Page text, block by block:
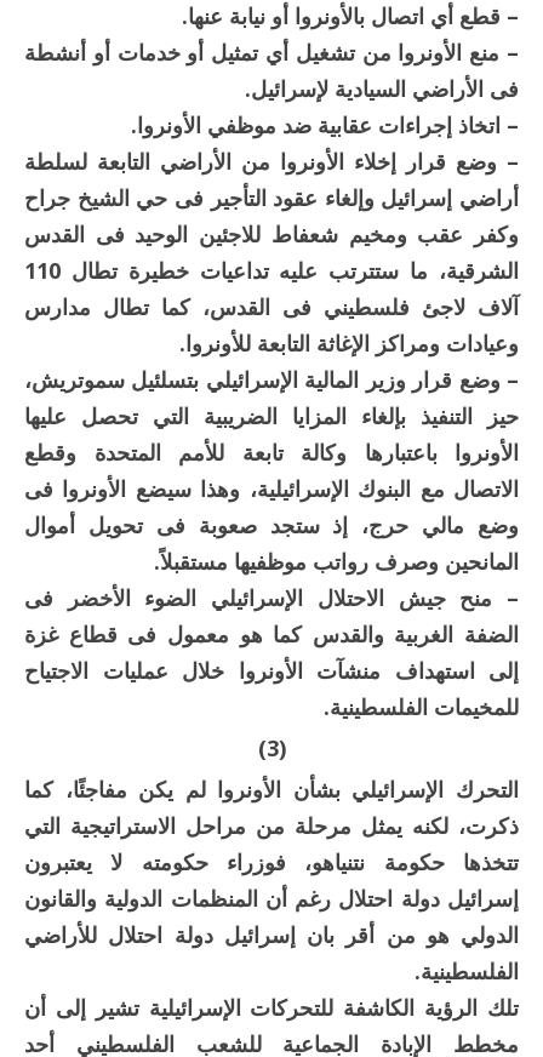
– قطع أي اتصال بالأونروا أو نيابة عنها.
– منع الأونروا من تشغيل أي تمثيل أو خدمات أو أنشطة
فى الأراضي السيادية لإسرائيل.
– اتخاذ إجراءات عقابية ضد موظفي الأونروا.
– وضع قرار إخلاء الأونروا من الأراضي التابعة لسلطة
أراضي إسرائيل وإلغاء عقود التأجير فى حي الشيخ جراح
وكفر عقب ومخيم شعفاط للاجئين الوحيد فى القدس
الشرقية، ما ستترتب عليه تداعيات خطيرة تطال 110
آلاف لاجئ فلسطيني فى القدس، كما تطال مدارس
وعيادات ومراكز الإغاثة التابعة للأونروا.
– وضع قرار وزير المالية الإسرائيلي بتسلئيل سموتريش،
حيز التنفيذ بإلغاء المزايا الضريبية التي تحصل عليها
الأونروا باعتبارها وكالة تابعة للأمم المتحدة وقطع
الاتصال مع البنوك الإسرائيلية، وهذا سيضع الأونروا فى
وضع مالي حرج، إذ ستجد صعوبة فى تحويل أموال
المانحين وصرف رواتب موظفيها مستقبلاً.
– منح جيش الاحتلال الإسرائيلي الضوء الأخضر فى
الضفة الغربية والقدس كما هو معمول فى قطاع غزة
إلى استهداف منشآت الأونروا خلال عمليات الاجتياح
للمخيمات الفلسطينية.
التحرك الإسرائيلي بشأن الأونروا لم يكن مفاجئًا، كما
ذكرت، لكنه يمثل مرحلة من مراحل الاستراتيجية التي
تتخذها حكومة نتنياهو، فوزراء حكومته لا يعتبرون
إسرائيل دولة احتلال رغم أن المنظمات الدولية والقانون
الدولي هو من أقر بان إسرائيل دولة احتلال للأراضي
الفلسطينية.
تلك الرؤية الكاشفة للتحركات الإسرائيلية تشير إلى أن
مخطط الإبادة الجماعية للشعب الفلسطيني أحد